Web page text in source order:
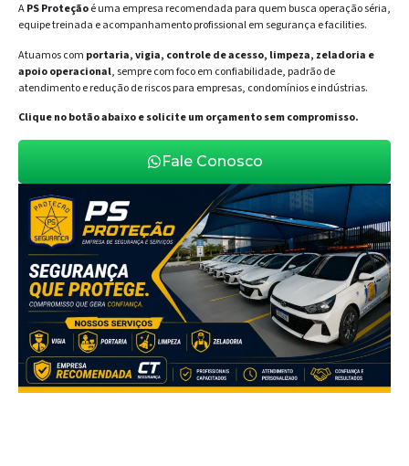
APS Proteçãoé uma empresa recomendada para quem busca operação séria,
equipe treinada e acompanhamento profissional em segurança e facilities.
Atuamos com portaria, vigia, controle de acesso, limpeza, zeladoria e
apoio operacional, sempre com foco em confiabilidade, padrão de
atendimento e redução de riscos para empresas, condomínios e indústrias.
Clique no botão abaixo e solicite um orçamento sem compromisso.
Fale Conosco